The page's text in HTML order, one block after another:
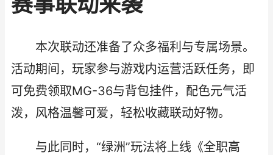
本次联动还准备了众多福利与专属场景。
活动期间，玩家参与游戏内运营活跃任务，即
可免费领取MG-36与背包挂件，配色元气活
泼，风格温馨可爱，轻松收藏联动好物。
与此同时，“绿洲”玩法将上线《全职高